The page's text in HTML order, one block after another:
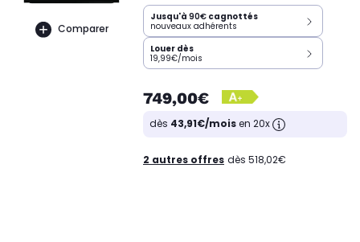
Comparer
Jusqu'à 90€ cagnottés
nouveaux adhérents
Louer dès
19,99€/mois
749,00€
dès 43,91€/moisen 20x
2 autres offres dès 518,02€